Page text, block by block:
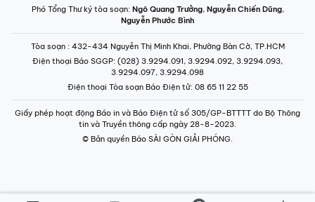
Phó Tổng Thư ký tòa soạn: Ngô Quang Trưởng, Nguyễn Chiến Dũng,
Nguyễn Phước Bình
Tòa soạn : 432-434 Nguyễn Thị Minh Khai, Phường Bàn Cờ, TP.HCM
Điện thoại Báo SGGP: (028) 3.9294.091, 3.9294.092, 3.9294.093,
3.9294.097, 3.9294.098
Điện thoại Tòa soạn Báo Điện tử: 08 65 11 22 55
Giấy phép hoạt động Báo in và Báo Điện tử số 305/GP-BTTTT do Bộ Thông
tin và Truyền thông cấp ngày 28-8-2023.
© Bản quyền Báo SÀI GÒN GIẢI PHÓNG.